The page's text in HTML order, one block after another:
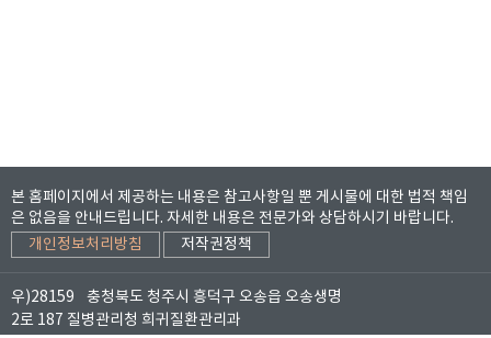
본 홈페이지에서 제공하는 내용은 참고사항일 뿐 게시물에 대한 법적 책임
은 없음을 안내드립니다. 자세한 내용은 전문가와 상담하시기 바랍니다.
개인정보처리방침
저작권정책
우)28159
충청북도 청주시 흥덕구 오송읍 오송생명
2로 187 질병관리청 희귀질환관리과